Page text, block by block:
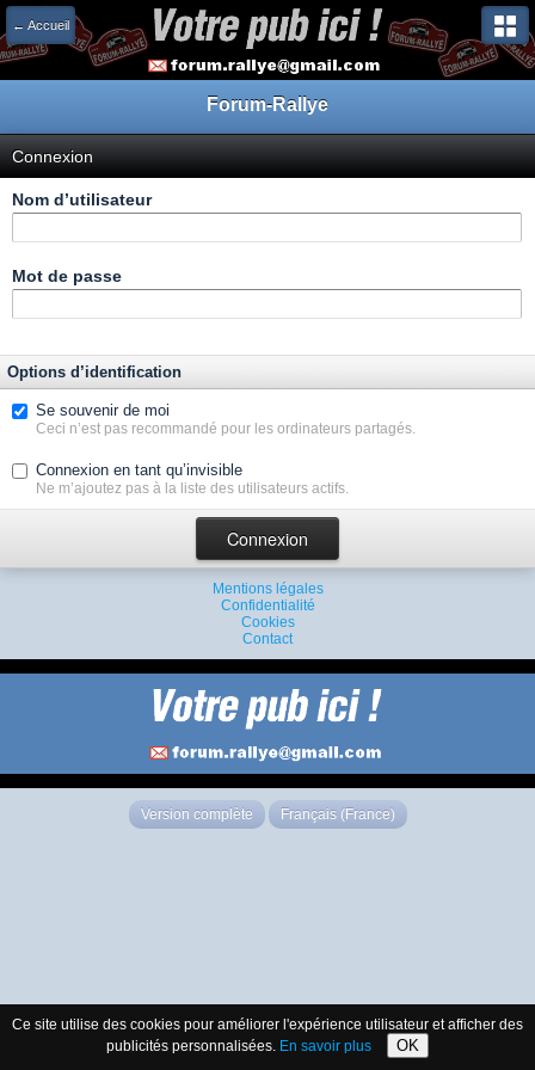
← Accueil
Forum-Rallye
Connexion
Nom d’utilisateur
Mot de passe
Options d’identification
Se souvenir de moi
Ceci n’est pas recommandé pour les ordinateurs partagés.
Connexion en tant qu’invisible
Ne m’ajoutez pas à la liste des utilisateurs actifs.
Mentions légales
Confidentialité
Cookies
Contact
Version complète Français (France)
Ce site utilise des cookies pour améliorer l'expérience utilisateur et afficher des
publicités personnalisées. En savoir plus OK